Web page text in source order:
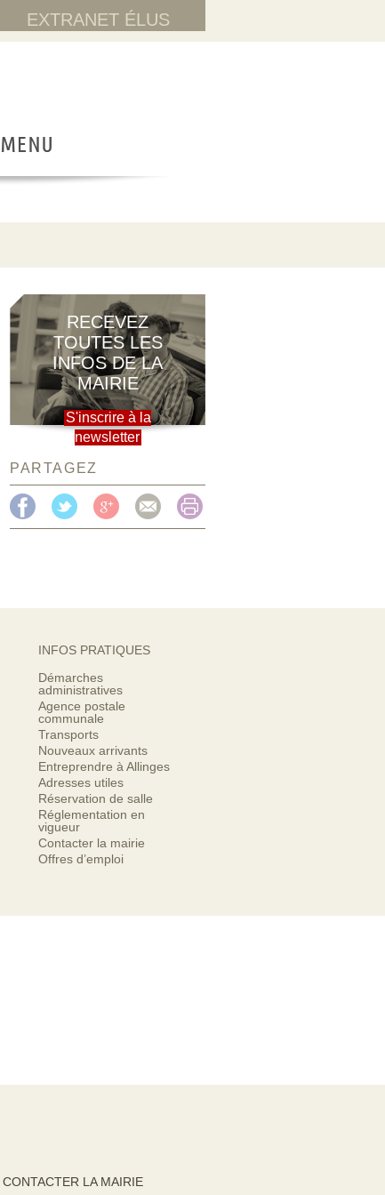
EXTRANET ÉLUS
RECEVEZ
TOUTES LES
INFOS DE LA
MAIRIE
S'inscrire à la
newsletter
PARTAGEZ
INFOS PRATIQUES
Démarches
administratives
Agence postale
communale
Transports
Nouveaux arrivants
Entreprendre à Allinges
Adresses utiles
Réservation de salle
Réglementation en
vigueur
Contacter la mairie
Offres d’emploi
CONTACTER LA MAIRIE